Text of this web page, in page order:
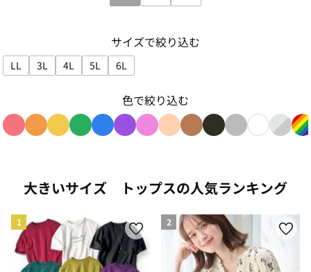
サイズで絞り込む
LL
サイズで絞り込み: LL
3L
サイズで絞り込み: 3L
4L
サイズで絞り込み: 4L
5L
サイズで絞り込み: 5L
6L
サイズで絞り込み: 6L
色で絞り込む
大きいサイズ トップスの人気ランキング
1 2